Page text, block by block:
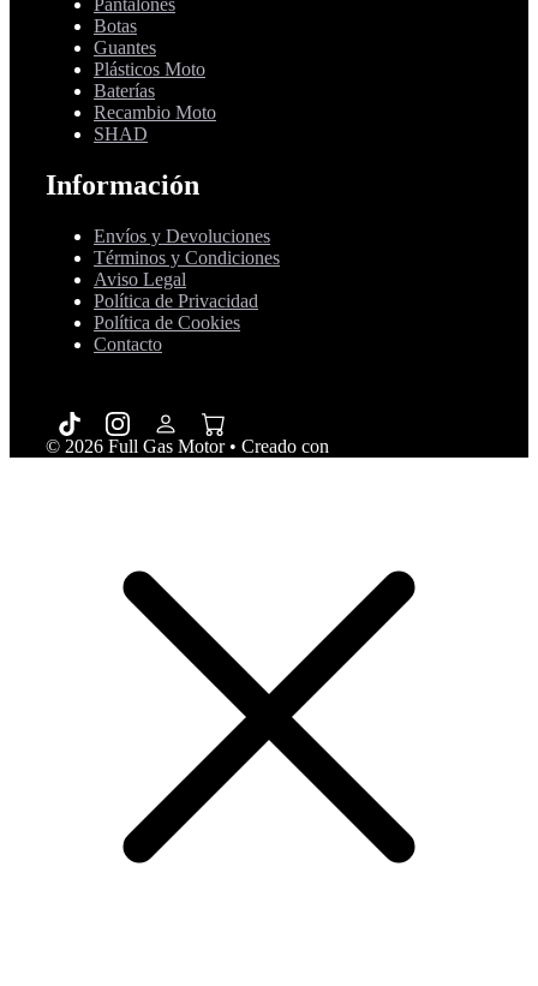
Pantalones
Botas
Guantes
Plásticos Moto
Baterías
Recambio Moto
SHAD
Información
Envíos y Devoluciones
Términos y Condiciones
Aviso Legal
Política de Privacidad
Política de Cookies
Contacto
© 2026 Full Gas Motor• Creado con